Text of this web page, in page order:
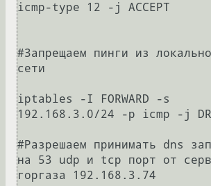
icmp-type 12 -j ACCEPT
#Запрещаем пинги из
сети
iptables -I FORWARD -s
192.168.3.0/24 -p icmp -j
#Разрешаем принимать dns
на 53 udp и tcp порт от
горгаза 192.168.3.74